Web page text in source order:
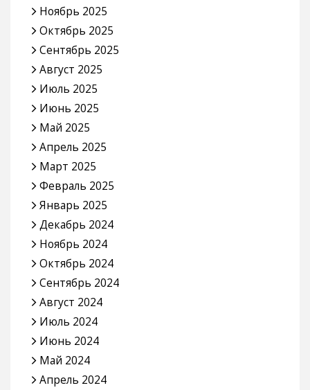
Ноябрь 2025
Октябрь 2025
Сентябрь 2025
Август 2025
Июль 2025
Июнь 2025
Май 2025
Апрель 2025
Март 2025
Февраль 2025
Январь 2025
Декабрь 2024
Ноябрь 2024
Октябрь 2024
Сентябрь 2024
Август 2024
Июль 2024
Июнь 2024
Май 2024
Апрель 2024